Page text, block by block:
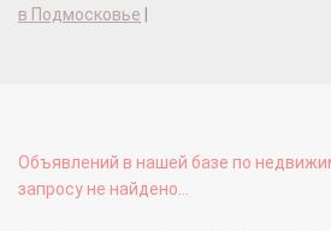
в Подмосковье
Объявлений в нашей базе по
запросу не найдено...